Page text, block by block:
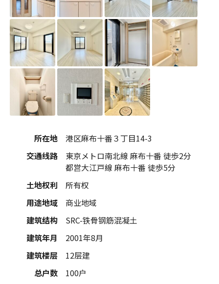
所在地
港区麻布十番３丁目14-3
交通线路
東京メトロ南北線 麻布十番 徒歩2分
都営大江戸線 麻布十番 徒歩5分
土地权利
所有权
用途地域
商业地域
建筑结构
SRC-铁骨钢筋混凝土
建筑年月
2001年8月
建筑楼层
12层建
总户数
100户